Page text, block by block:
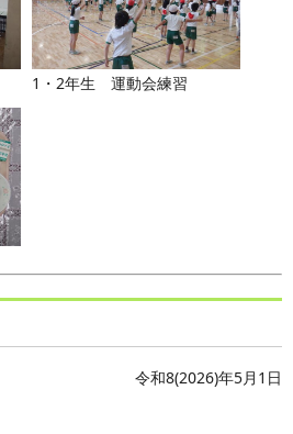
1・2年生 運動会練習
令和8(2026)年5月1日